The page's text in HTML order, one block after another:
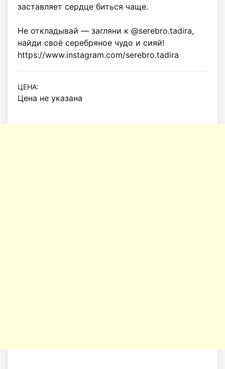
заставляет сердце биться чаще.
Не откладывай — загляни к @serebro.tadira,
найди своё серебряное чудо и сияй!
https://www.instagram.com/serebro.tadira
ЦЕНА:
Цена не указана